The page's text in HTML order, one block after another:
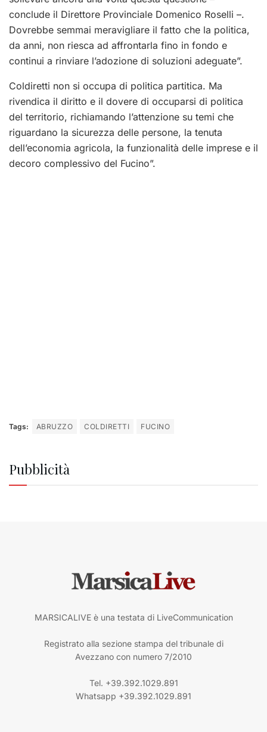
conclude il Direttore Provinciale Domenico Roselli –.
Dovrebbe semmai meravigliare il fatto che la politica,
da anni, non riesca ad affrontarla fino in fondo e
continui a rinviare l’adozione di soluzioni adeguate”.
Coldiretti non si occupa di politica partitica. Ma
rivendica il diritto e il dovere di occuparsi di politica
del territorio, richiamando l’attenzione su temi che
riguardano la sicurezza delle persone, la tenuta
dell’economia agricola, la funzionalità delle imprese e il
decoro complessivo del Fucino”.
Tags: ABRUZZO COLDIRETTI FUCINO
Pubblicità
MARSICALIVE è una testata di LiveCommunication
Registrato alla sezione stampa del tribunale di
Avezzano con numero 7/2010
Tel. +39.392.1029.891
Whatsapp +39.392.1029.891